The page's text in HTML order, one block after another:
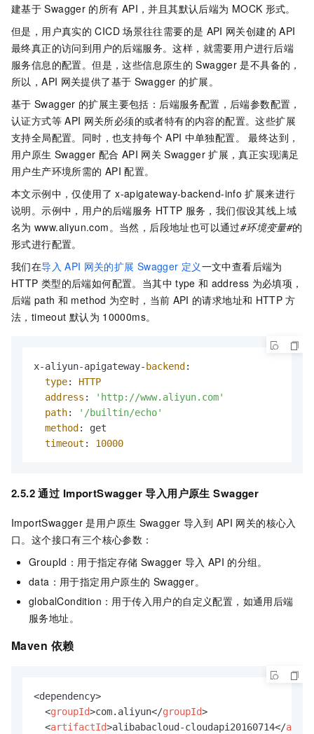
建基于 Swagger 的所有 API，并且其默认后端为 MOCK 形式。
但是，用户真实的 CICD 场景往往需要的是 API 网关创建的 API
最终真正的访问到用户的后端服务。这样，就需要用户进行后端
服务信息的配置。但是，这些信息原生的 Swagger 是不具备的，
所以，API 网关提供了基于 Swagger 的扩展。
基于 Swagger 的扩展主要包括：后端服务配置，后端参数配置，
认证方式等 API 网关所必须的或者特有的内容的配置。这些扩展
支持全局配置。同时，也支持每个 API 中单独配置。 最终达到，
用户原生 Swagger 配合 API 网关 Swagger 扩展，真正实现满足
用户生产环境所需的 API 配置。
本文示例中，仅使用了 x-apigateway-backend-info 扩展来进行
说明。示例中，用户的后端服务 HTTP 服务，我们假设其线上域
名为 www.aliyun.com。当然，后段地址也可以通过#环境变量#的
形式进行配置。
我们在导入 API 网关的扩展 Swagger 定义一文中查看后端为
HTTP 类型的后端如何配置。当其中 type 和 address 为必填项，
后端 path 和 method 为空时，当前 API 的请求地址和 HTTP 方
法，timeout 默认为 10000ms。
x-aliyun-apigateway- backend :
type: HTTP
address :
'http://www.aliyun.com'
path:
'/builtin/echo'
method : get
timeout : 10000
2.5.2 通过 ImportSwagger 导入用户原生 Swagger
ImportSwagger 是用户原生 Swagger 导入到 API 网关的核心入
口。这个接口有三个核心参数：
GroupId：用于指定存储 Swagger 导入 API 的分组。
data：用于指定用户原生的 Swagger。
globalCondition：用于传入用户的自定义配置，如通用后端
服务地址。
Maven 依赖
<dependency>
<groupId>com.aliyun</groupId>
<artifactId>alibabacloud-cloudapi20160714</